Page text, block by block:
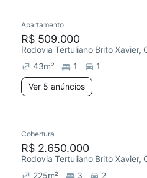
Apartamento
R$ 509.000
Rodovia Tertuliano Brito Xavier,
43m² 1
1
Ver 5 anúncios
Cobertura
R$ 2.650.000
Rodovia Tertuliano Brito Xavier,
225m² 3 2